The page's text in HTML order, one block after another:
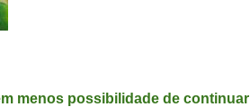
menos possibilidade de continuar